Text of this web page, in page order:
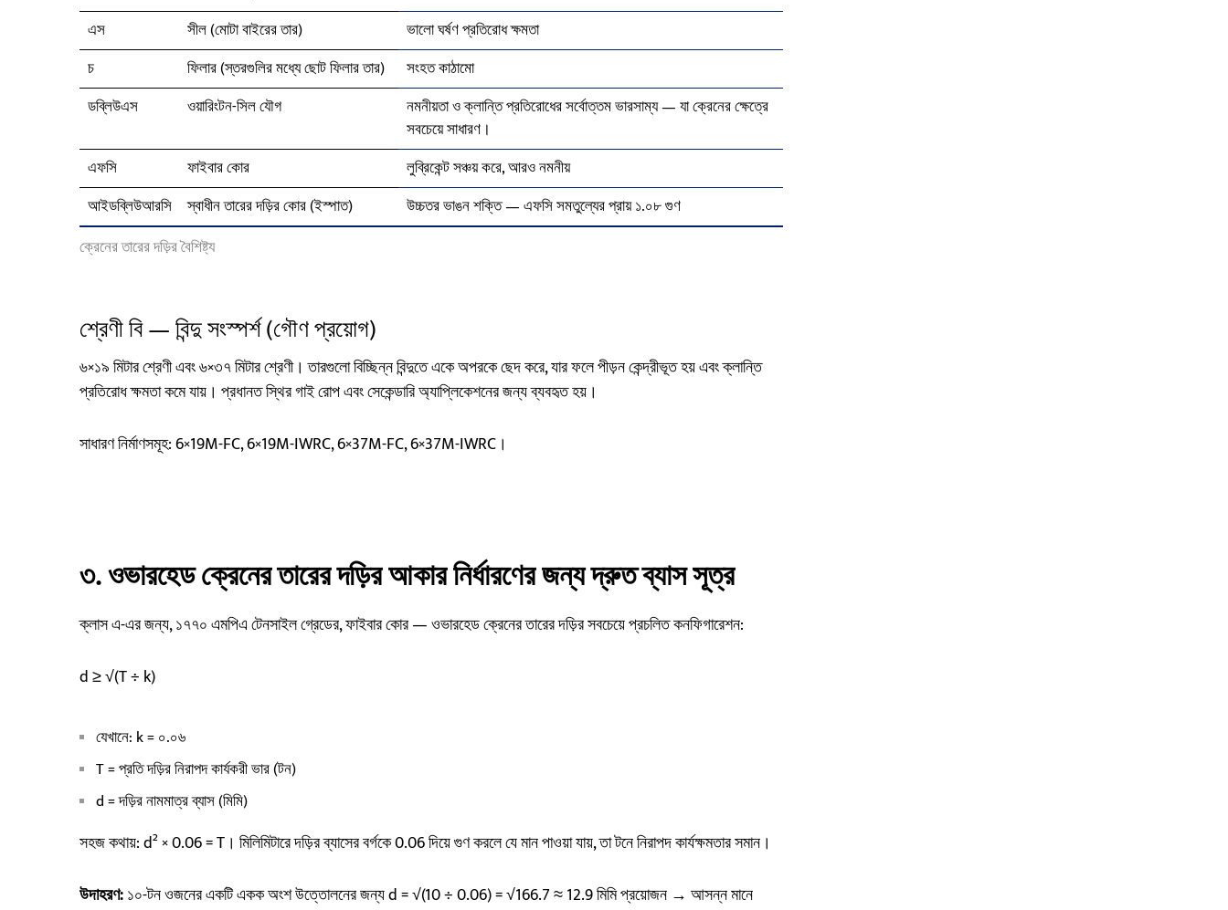
এস সীল (মোটা বাইরের তার)
ভালো ঘর্ষণ প্রতিরোধ ক্ষমতা
চ
ফিলার (স্তরগুলির মধ্যে ছোট ফিলার তার)
সংহত কাঠামো
ডব্লিউএস
ওয়ারিংটন-সিল যৌগ
নমনীয়তা ও ক্লান্তি প্রতিরোধের সর্বোত্তম ভারসাম্য — যা ক্রেনের ক্ষেত্রে
সবচেয়ে সাধারণ।
এফসি
ফাইবার কোর
লুব্রিকেন্ট সঞ্চয় করে, আরও নমনীয়
আইডব্লিউআরসি
স্বাধীন তারের দড়ির কোর (ইস্পাত)
উচ্চতর ভাঙন শক্তি — এফসি সমতুল্যের প্রায় ১.০৮ গুণ
ক্রেনের তারের দড়ির বৈশিষ্ট্য
শ্রেণী বি — বিন্দু সংস্পর্শ (গৌণ প্রয়োগ)
৬×১৯ মিটার শ্রেণী এবং ৬×৩৭ মিটার শ্রেণী। তারগুলো বিচ্ছিন্ন বিন্দুতে একে অপরকে ছেদ করে, যার ফলে পীড়ন কেন্দ্রীভূত হয় এবং ক্লান্তি
প্রতিরোধ ক্ষমতা কমে যায়। প্রধানত স্থির গাই রোপ এবং সেকেন্ডারি অ্যাপ্লিকেশনের জন্য ব্যবহৃত হয়।
সাধারণ নির্মাণসমূহ: 6×19M-FC, 6×19M-IWRC, 6×37M-FC, 6×37M-IWRC।
৩. ওভারহেড ক্রেনের তারের দড়ির আকার নির্ধারণের জন্য দ্রুত ব্যাস সূত্র
ক্লাস এ-এর জন্য, ১৭৭০ এমপিএ টেনসাইল গ্রেডের, ফাইবার কোর — ওভারহেড ক্রেনের তারের দড়ির সবচেয়ে প্রচলিত কনফিগারেশন:
d ≥ √(T ÷ k)
যেখানে: k = ০.০৬
T = প্রতি দড়ির নিরাপদ কার্যকরী ভার (টন)
d = দড়ির নামমাত্র ব্যাস (মিমি)
সহজ কথায়: d² × 0.06 = T। মিলিমিটারে দড়ির ব্যাসের বর্গকে 0.06 দিয়ে গুণ করলে যে মান পাওয়া যায়, তা টনে নিরাপদ কার্যক্ষমতার সমান।
উদাহরণ:১০-টন ওজনের একটি একক অংশ উত্তোলনের জন্য d = √(10 ÷ 0.06) = √166.7 ≈ 12.9 মিমি প্রয়োজন → আসন্ন মানে